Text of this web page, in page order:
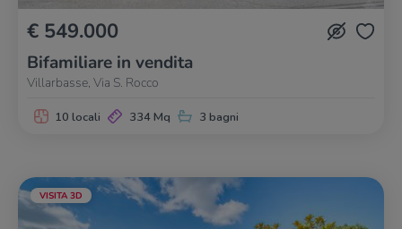
€ 549.000
Bifamiliare in vendita
Villarbasse, Via S. Rocco
10 locali 334 Mq 3 bagni
VISITA 3D